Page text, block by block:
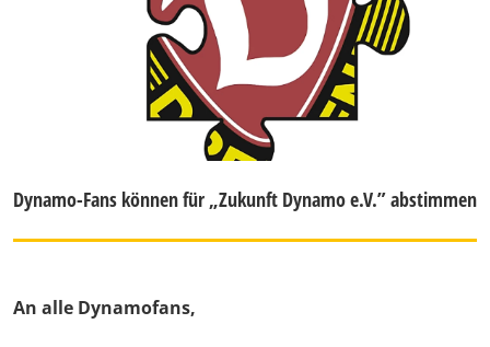
Dynamo-Fans können für „Zukunft Dynamo e.V.” abstimmen
An alle Dynamofans,